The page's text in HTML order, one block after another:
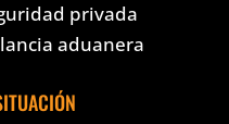
privada
aduanera